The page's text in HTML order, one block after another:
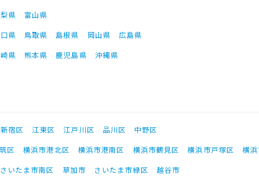
県
富山県
県 鳥取県 島根県 岡山県
広島県
県 熊本県 鹿児島県 沖縄県
新宿区 江東区 江戸川区 品川区
中野区
区 横浜市港北区 横浜市港南区 横浜市鶴見区 横浜市戸塚区
横
さいたま市南区 草加市 さいたま市緑区
越谷市